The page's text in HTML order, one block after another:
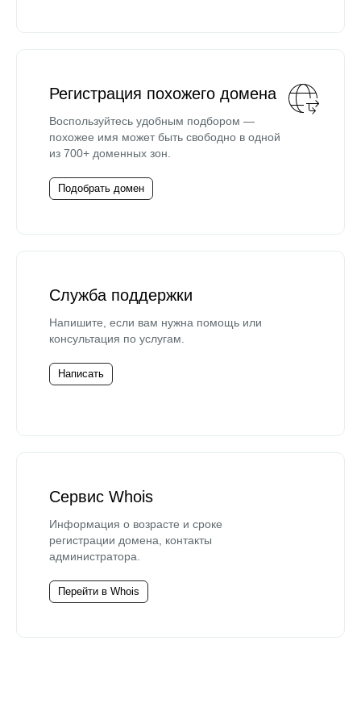
Регистрация похожего домена
Воспользуйтесь удобным подбором —
похожее имя может быть свободно в одной
из 700+ доменных зон.
Подобрать домен
Служба поддержки
Напишите, если вам нужна помощь или
консультация по услугам.
Написать
Сервис Whois
Информация о возрасте и сроке
регистрации домена, контакты
администратора.
Перейти в Whois